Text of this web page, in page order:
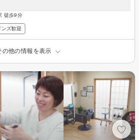
徒歩9分
ンズ歓迎
の他の情報を表示